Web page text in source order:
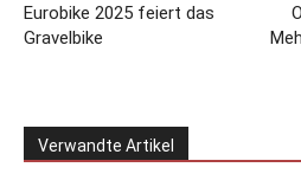
Eurobike 2025 feiert das
Gravelbike
Verwandte Artikel